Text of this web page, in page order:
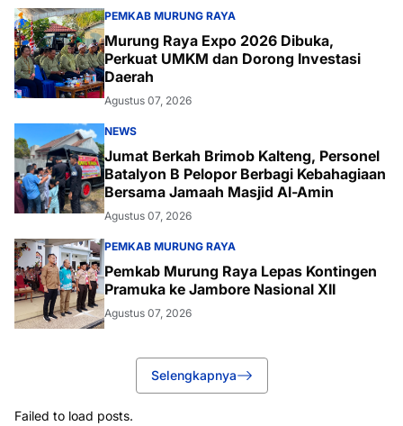
PEMKAB MURUNG RAYA
Murung Raya Expo 2026 Dibuka,
Perkuat UMKM dan Dorong Investasi
Daerah
Agustus 07, 2026
NEWS
Jumat Berkah Brimob Kalteng, Personel
Batalyon B Pelopor Berbagi Kebahagiaan
Bersama Jamaah Masjid Al-Amin
Agustus 07, 2026
PEMKAB MURUNG RAYA
Pemkab Murung Raya Lepas Kontingen
Pramuka ke Jambore Nasional XII
Agustus 07, 2026
Selengkapnya
Failed to load posts.